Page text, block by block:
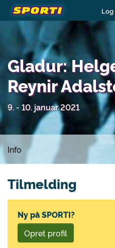
Gladur:
Reynir
9. - 10. januar 2021
Info
Tilmelding
Ny på SPORTI?
Opret profil